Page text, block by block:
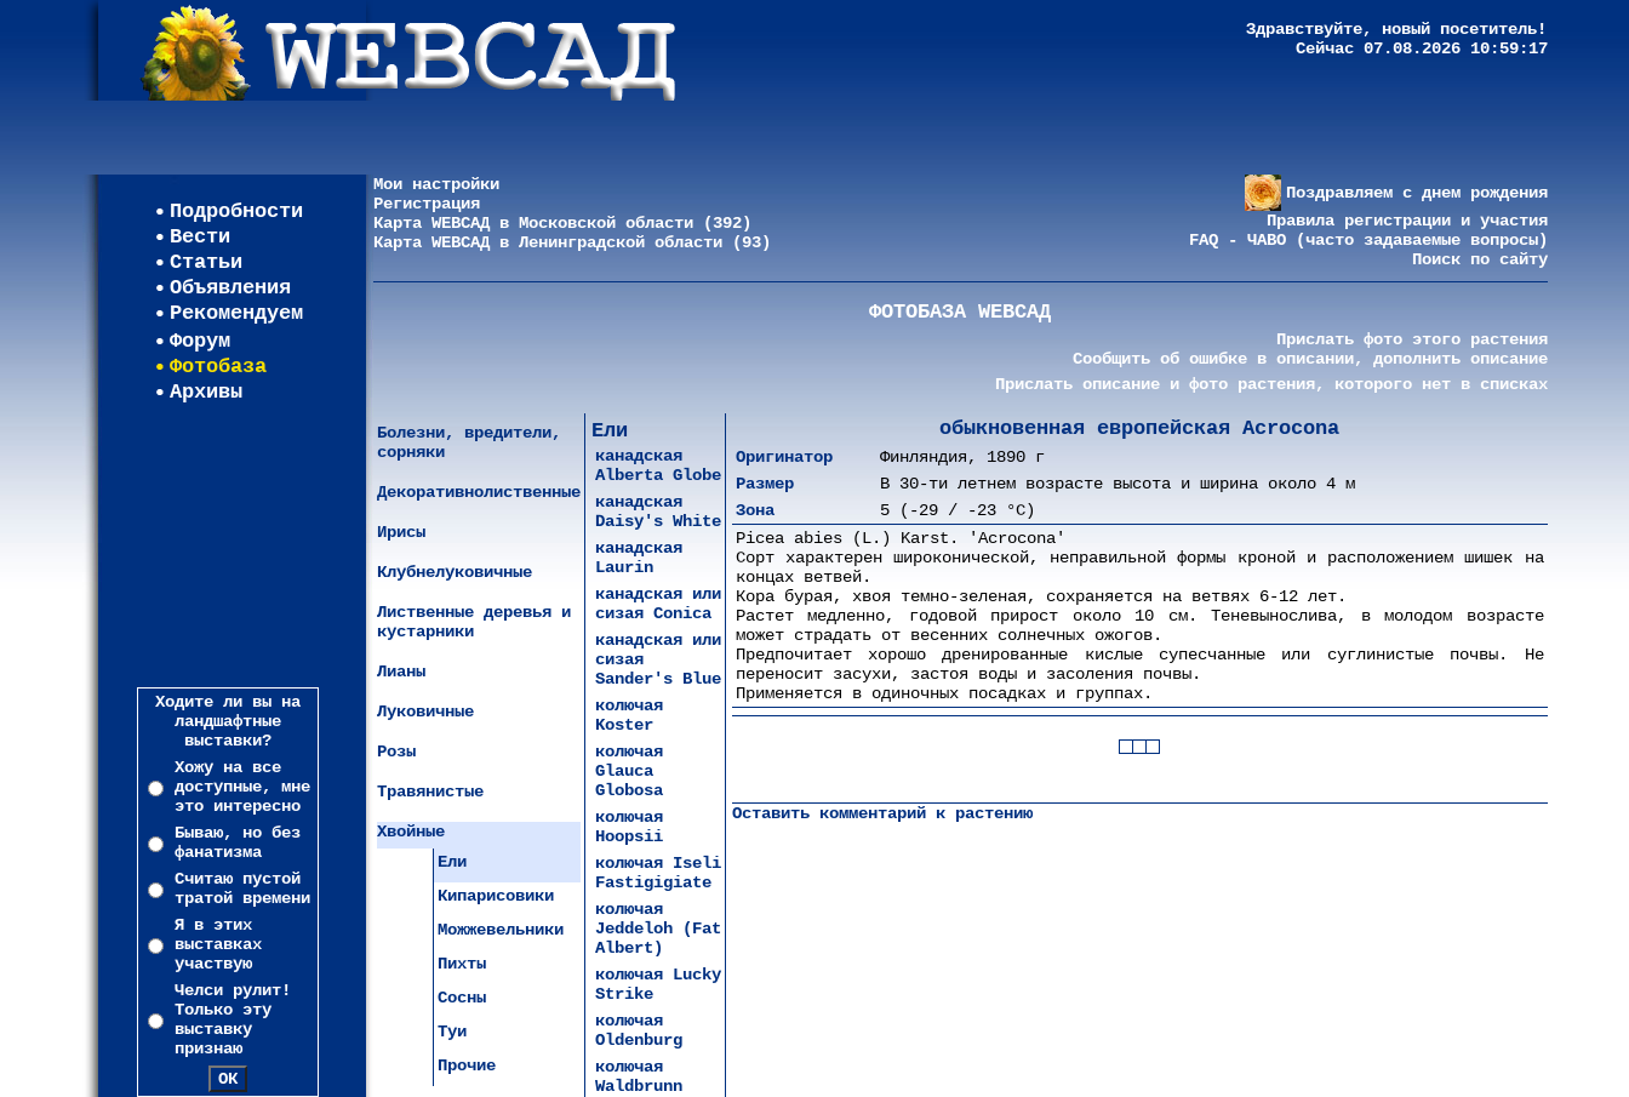
Здравствуйте, новый посетитель!
Сейчас 07.08.2026 10:59:17
Подробности
Вести
Статьи
Объявления
Рекомендуем
Форум
Фотобаза
Архивы
Ходите ли вы на
ландшафтные
выставки?
Хожу на все
доступные, мне
это интересно
Бываю, но без
фанатизма
Считаю пустой
тратой времени
Я в этих
выставках
участвую
Челси рулит!
Только эту
выставку
признаю
Мои настройки
Регистрация
Карта WEBСАД в Московской области (392)
Карта WEBСАД в Ленинградской области (93)
Поздравляем с днем рождения
Правила регистрации и участия
FAQ - ЧАВО (часто задаваемые вопросы)
Поиск по сайту
ФОТОБАЗА WEBСАД
Прислать фото этого растения
Сообщить об ошибке в описании, дополнить описание
Прислать описание и фото растения, которого нет в списках
Болезни, вредители,
сорняки
Декоративнолиственные
Ирисы
Клубнелуковичные
Лиственные деревья и
кустарники
Лианы
Луковичные
Розы
Травянистые
Хвойные
Ели
Кипарисовики
Можжевельники
Пихты
Сосны
Туи
Прочие
Ели
канадская
Alberta Globe
канадская
Daisy's White
канадская
Laurin
канадская или
сизая Conica
канадская или
сизая
Sander's Blue
колючая
Koster
колючая
Glauca
Globosa
колючая
Hoopsii
колючая Iseli
Fastigigiate
колючая
Jeddeloh (Fat
Albert)
колючая Lucky
Strike
колючая
Oldenburg
колючая
Waldbrunn
обыкновенная европейская Acrocona
Оригинатор
Финляндия, 1890 г
Размер
В 30-ти летнем возрасте высота и ширина около 4 м
Зона
5 (-29 / -23 °C)
Picea abies (L.) Karst. 'Acrocona'
Сорт характерен широконической, неправильной формы кроной и расположением шишек на
концах ветвей.
Кора бурая, хвоя темно-зеленая, сохраняется на ветвях 6-12 лет.
Растет медленно, годовой прирост около 10 см. Теневынослива, в молодом возрасте
может страдать от весенних солнечных ожогов.
Предпочитает хорошо дренированные кислые супесчанные или суглинистые почвы. Не
переносит засухи, застоя воды и засоления почвы.
Применяется в одиночных посадках и группах.
Оставить комментарий к растению